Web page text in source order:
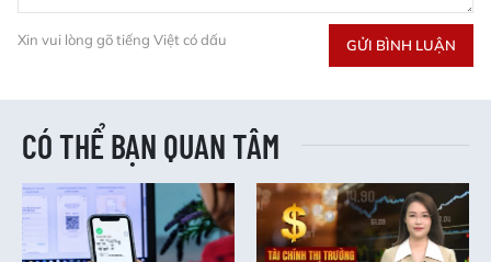
Xin vui lòng gõ tiếng Việt có dấu GỬI BÌNH LUẬN
CÓ THỂ BẠN QUAN TÂM